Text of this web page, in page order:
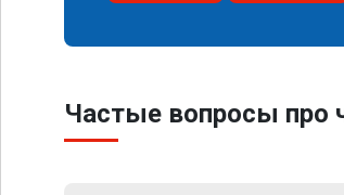
Частые вопросы про